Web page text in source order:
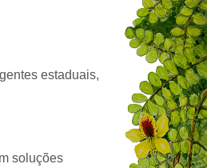
estaduais,
soluções